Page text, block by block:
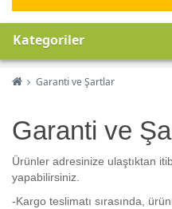
Kategoriler
Garanti ve Şartlar
Garanti ve
Ürünler adresinize ulaştıktan
yapabilirsiniz.
-Kargo teslimatı sırasında,